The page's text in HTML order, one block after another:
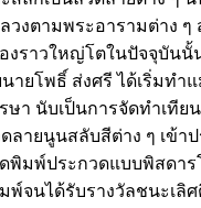
วงตามพระอารามต่าง
องราวใหญ่โตในปัจจุบั
ยโพธิ์ ส่งศรี ได้เริ่มทำ
า นับเป็นการจัดทำเที
ลายนูนสลับสีต่าง ๆ เ
พิมพ์ประกวดแบบพิสดา
พ์จนได้รับรางวัลชนะ